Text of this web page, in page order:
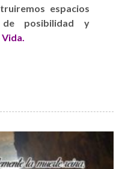
espacios
de posibilidad y